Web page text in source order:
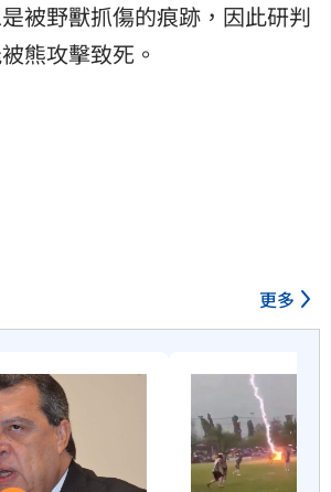
被野獸抓傷的痕跡，因此研判
熊攻擊致死。
更多